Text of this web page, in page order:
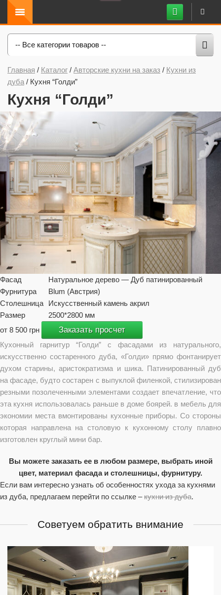
-- Все категории товаров --
Главная / Каталог / Авторские кухни на заказ / Кухни из
дуба / Кухня “Голди”
Кухня “Голди”
Фасад
Натуральное дерево — Дуб патинированный
Фурнитура
Blum (Австрия)
Столешница
Искусственный камень акрил
Размер
2500*2800 мм
от 8 500 грн
Заказать просчет
Кухонный гарнитур “Голди” с фасадами из натурального,
искусственно состаренного дуба, «Голди» прямо фонтанирует
духом старины, аристократизма и шика. Патинированный дуб
на фасаде, будто состарен с выпуклой филенкой, стилизирован
резными позолеченными элементами создает впечатление, что
эта кухня использовалась раньше в доме боярей. в мебель для
экономии места вмонтированы кухонные приборы. Со стороны
которая направлена на столовую к кухонному столу плавно
изготовлен круглый мини бар.
Вы можете заказать ее в любом размере, выбрать иной
цвет, материал фасада и столешницы, фурнитуру.
Если вам интересно узнать об особенностях ухода за кухнями
из дуба, предлагаем перейти по ссылке –кухни из дуба.
Советуем обратить внимание